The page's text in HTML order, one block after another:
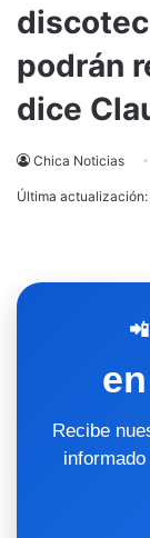
podrán
dice
Chica Noticias
Última
Recibe